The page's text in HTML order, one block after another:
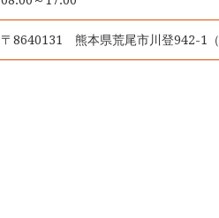
〒8640131 熊本県荒尾市川登942-1（